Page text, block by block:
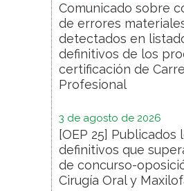
Comunicado sobre
de errores
detectados en
definitivos de los
certificación de
Profesional
3 de agosto de 2026
[OEP 25] Publicados
definitivos que
de concurso-
Cirugía Oral y